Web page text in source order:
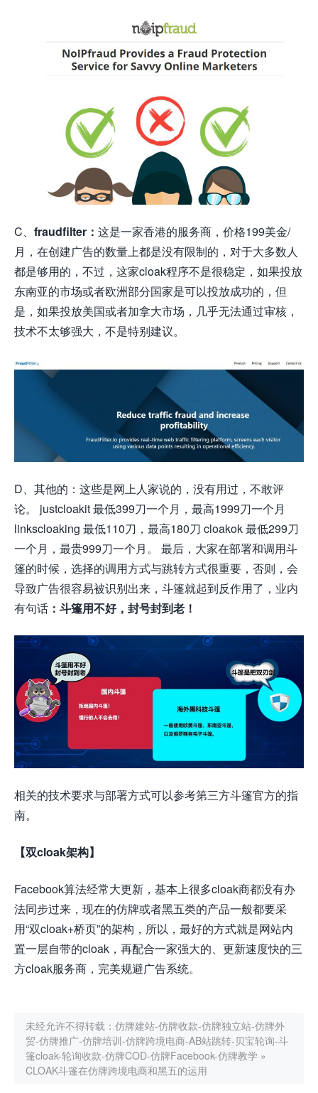
C、 fraudfilter： 这是一家香港的服务商，价格199美金/
月，在创建广告的数量上都是没有限制的，对于大多数人
都是够用的，不过，这家cloak程序不是很稳定，如果投放
东南亚的市场或者欧洲部分国家是可以投放成功的，但
是，如果投放美国或者加拿大市场，几乎无法通过审核，
技术不太够强大，不是特别建议。
D、其他的：这些是网上人家说的，没有用过，不敢评
论。 justcloakit 最低399刀一个月，最高1999刀一个月
linkscloaking 最低110刀，最高180刀 cloakok 最低299刀
一个月，最贵999刀一个月。 最后，大家在部署和调用斗
篷的时候，选择的调用方式与跳转方式很重要，否则，会
导致广告很容易被识别出来，斗篷就起到反作用了，业内
有句话 ：斗篷用不好，封号封到老！
相关的技术要求与部署方式可以参考第三方斗篷官方的指
南。
【双cloak架构】
Facebook算法经常大更新，基本上很多cloak商都没有办
法同步过来，现在的仿牌或者黑五类的产品一般都要采
用“双cloak+桥页”的架构，所以，最好的方式就是网站内
置一层自带的cloak，再配合一家强大的、更新速度快的三
方cloak服务商，完美规避广告系统。
未经允许不得转载： 仿牌建站-仿牌收款-仿牌独立站-仿牌外
贸-仿牌推广-仿牌培训-仿牌跨境电商-AB站跳转-贝宝轮询-斗
篷cloak-轮询收款-仿牌COD-仿牌Facebook-仿牌教学 »
CLOAK斗篷在仿牌跨境电商和黑五的运用